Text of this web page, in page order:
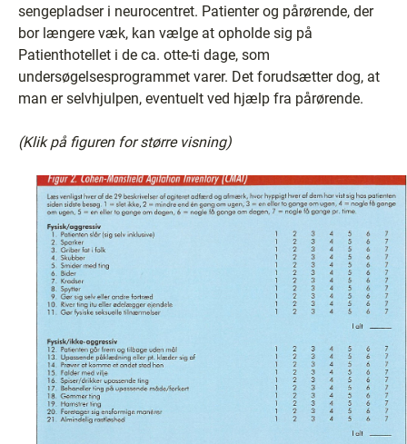
sengepladser i neurocentret. Patienter og pårørende, der
bor længere væk, kan vælge at opholde sig på
Patienthotellet i de ca. otte-ti dage, som
undersøgelsesprogrammet varer. Det forudsætter dog, at
man er selvhjulpen, eventuelt ved hjælp fra pårørende.
(Klik på figuren for større visning)